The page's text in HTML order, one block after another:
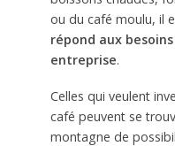
ou du café moulu, il
répond aux
entreprise.
Celles qui veulent
café peuvent se
montagne de